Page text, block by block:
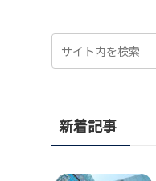
新着記事